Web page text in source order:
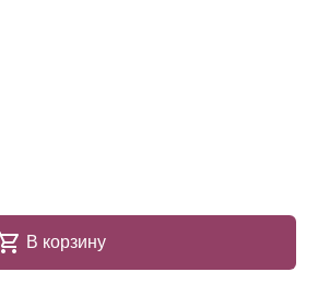
В корзину